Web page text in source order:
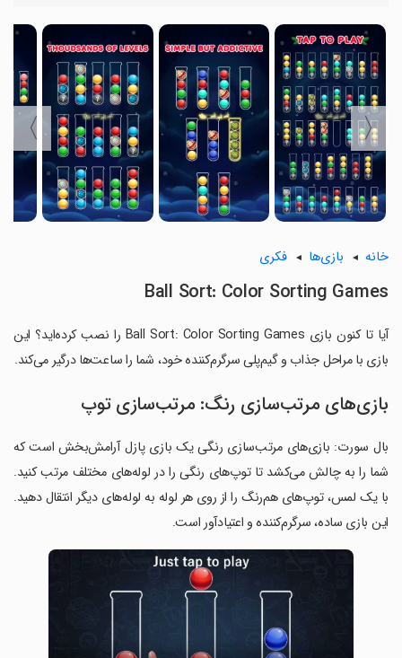
〈
〉
خانه بازی‌ها فکری
Ball Sort: Color Sorting Games
آیا تا کنون بازی Ball Sort: Color Sorting Games را نصب کرده‌اید؟ این
بازی با مراحل جذاب و گیم‌پلی سرگرم‌کننده خود، شما را ساعت‌ها درگیر می‌کند.
بازی‌های مرتب‌سازی رنگ: مرتب‌سازی توپ
بال سورت: بازی‌های مرتب‌سازی رنگی یک بازی پازل آرامش‌بخش است که
شما را به چالش می‌کشد تا توپ‌های رنگی را در لوله‌های مختلف مرتب کنید.
با یک لمس، توپ‌های هم‌رنگ را از روی هر لوله به لوله‌های دیگر انتقال دهید.
این بازی ساده، سرگرم‌کننده و اعتیادآور است.